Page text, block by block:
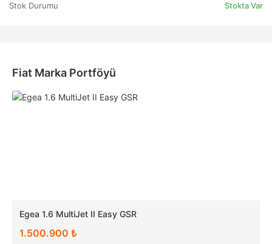
Stok Durumu Stokta Var
Fiat Marka Portföyü
Egea 1.6 MultiJet II Easy GSR
1.500.900 ₺